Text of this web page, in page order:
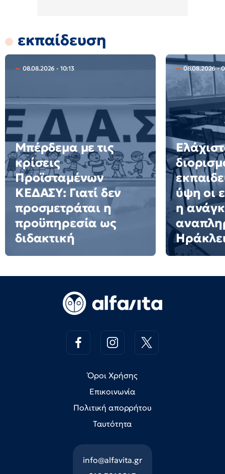
εκπαίδευση
08.08.2026 - 10:13
Μπέρδεμα με τις
κρίσεις
Προϊσταμένων
ΚΕΔΑΣΥ: Γιατί δεν
προσμετράται η
προϋπηρεσία ως
διδακτική
08.08.2026 -
ύψη οι
η
Όροι Χρήσης
Επικοινωνία
Πολιτική απορρήτου
Ταυτότητα
info@alfavita.gr